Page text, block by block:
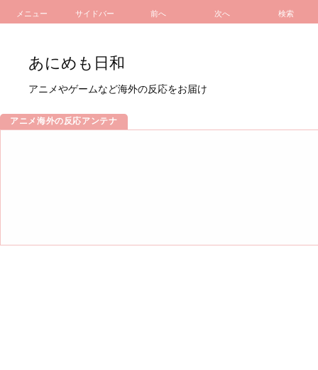
メニュー サイドバー 前へ 次へ 検索
あにめも日和
アニメやゲームなど海外の反応をお届け
アニメ海外の反応アンテナ